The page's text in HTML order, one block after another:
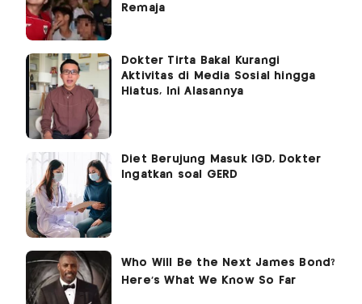
Remaja
Dokter Tirta Bakal Kurangi
Aktivitas di Media Sosial hingga
Hiatus, Ini Alasannya
Diet Berujung Masuk IGD, Dokter
Ingatkan soal GERD